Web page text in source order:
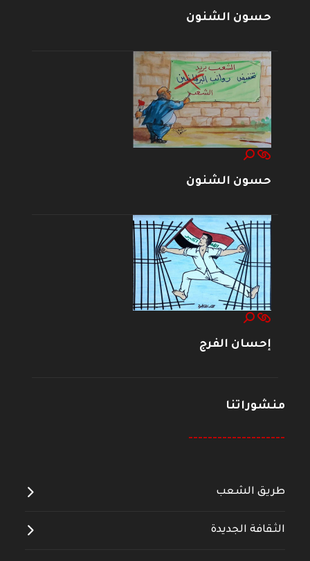
حسون الشنون
حسون الشنون
إحسان الفرج
منشوراتنا
--------------------
طريق الشعب
الثقافة الجديدة